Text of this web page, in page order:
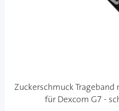
Zuckerschmuck
für Dexcom G7 -